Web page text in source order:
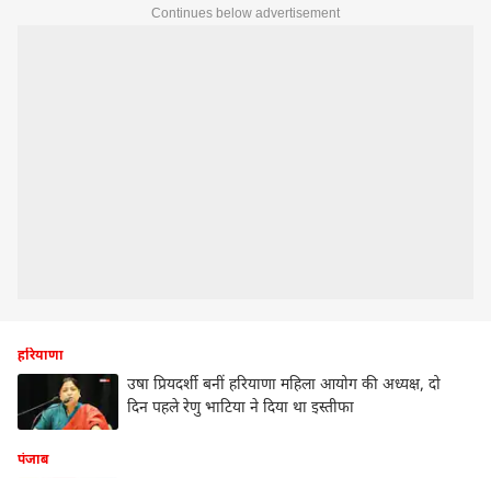
Continues below advertisement
हरियाणा
उषा प्रियदर्शी बनीं हरियाणा महिला आयोग की अध्यक्ष, दो
दिन पहले रेणु भाटिया ने दिया था इस्तीफा
पंजाब